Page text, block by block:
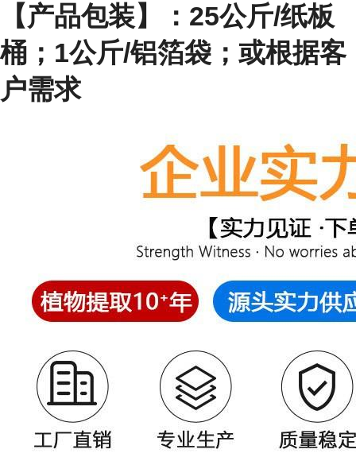
【产品包装】：25公斤/纸板
桶；1公斤/铝箔袋；或根据客
户需求